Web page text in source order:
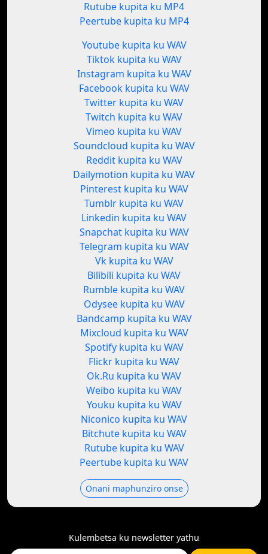
Rutube kupita ku MP4
Peertube kupita ku MP4
Youtube kupita ku WAV
Tiktok kupita ku WAV
Instagram kupita ku WAV
Facebook kupita ku WAV
Twitter kupita ku WAV
Twitch kupita ku WAV
Vimeo kupita ku WAV
Soundcloud kupita ku WAV
Reddit kupita ku WAV
Dailymotion kupita ku WAV
Pinterest kupita ku WAV
Tumblr kupita ku WAV
Linkedin kupita ku WAV
Snapchat kupita ku WAV
Telegram kupita ku WAV
Vk kupita ku WAV
Bilibili kupita ku WAV
Rumble kupita ku WAV
Odysee kupita ku WAV
Bandcamp kupita ku WAV
Mixcloud kupita ku WAV
Spotify kupita ku WAV
Flickr kupita ku WAV
Ok.Ru kupita ku WAV
Weibo kupita ku WAV
Youku kupita ku WAV
Niconico kupita ku WAV
Bitchute kupita ku WAV
Rutube kupita ku WAV
Peertube kupita ku WAV
Onani maphunziro onse
Kulembetsa ku newsletter yathu